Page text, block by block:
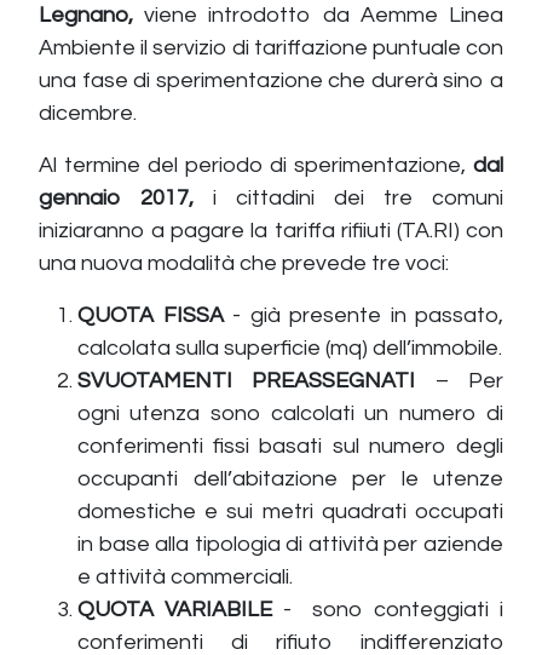
Legnano, viene introdotto da Aemme Linea
Ambiente il servizio di tariffazione puntuale con
una fase di sperimentazione che durerà sino a
dicembre.
Al termine del periodo di sperimentazione, dal
gennaio 2017, i cittadini dei tre comuni
iniziaranno a pagare la tariffa rifiiuti (TA.RI) con
una nuova modalità che prevede tre voci:
QUOTA FISSA- già presente in passato,
calcolata sulla superficie (mq) dell’immobile.
SVUOTAMENTI PREASSEGNATI – Per
ogni utenza sono calcolati un numero di
conferimenti fissi basati sul numero degli
occupanti dell’abitazione per le utenze
domestiche e sui metri quadrati occupati
in base alla tipologia di attività per aziende
e attività commerciali.
QUOTA VARIABILE- sono conteggiati i
conferimenti di rifiuto indifferenziato